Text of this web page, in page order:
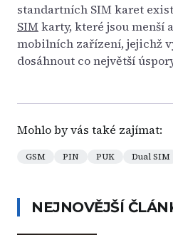
standartních SIM karet
SIMkarty, které jsou menší
mobilních zařízení, jejichž
dosáhnout co největší
Mohlo by vás také zajímat:
GSM PIN PUK Dual SIM
NEJNOVĚJŠÍ